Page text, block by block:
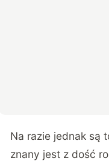
Na razie jednak są
znany jest z dość